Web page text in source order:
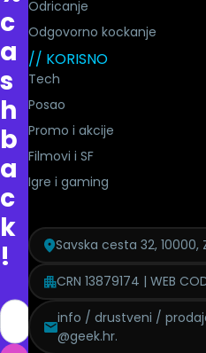
c
a
s
h
b
a
c
k
!
Odricanje
Odgovorno kockanje
// KORISNO
Tech
Posao
Promo i akcije
Filmovi i SF
Igre i gaming
Savska cesta 32,
CRN 13879174 | WEB
info / drustveni /
@geek.hr.